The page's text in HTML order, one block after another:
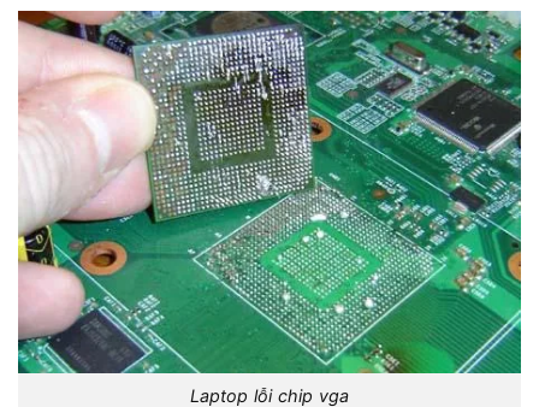
Laptop lỗi chip vga